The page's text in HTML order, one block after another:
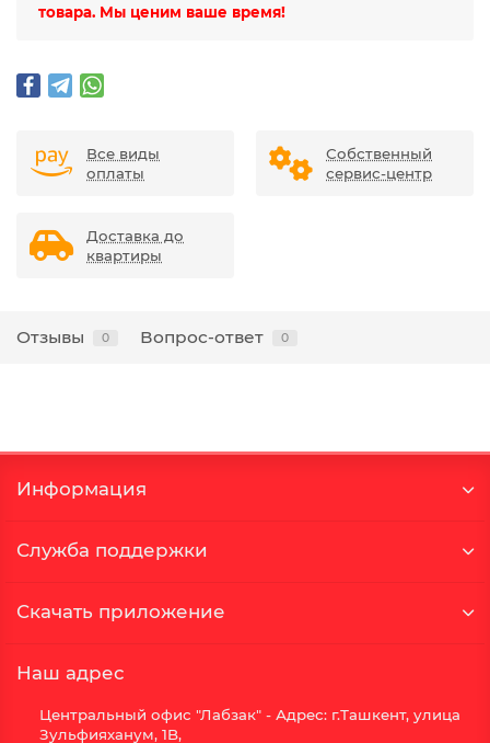
товара. Мы ценим ваше время!
Все виды
оплаты
Собственный
сервис-центр
Доставка до
квартиры
Отзывы 0 Вопрос-ответ 0
Информация
Служба поддержки
Скачать приложение
Наш адрес
Центральный офис "Лабзак" - Адрес: г.Ташкент, улица
Зульфияханум, 1B,